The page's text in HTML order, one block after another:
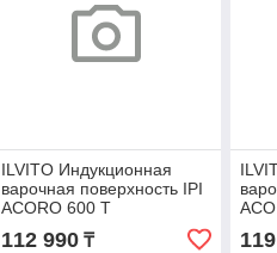
ILVITO Индукционная
варочная поверхность IPI
ACORO 600 T
112 990₸